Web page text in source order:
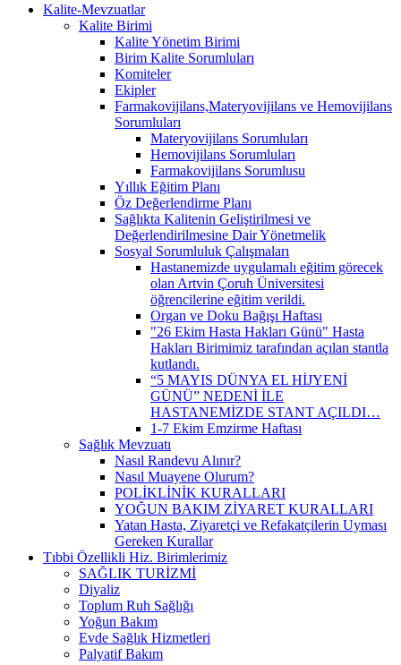
Kalite-Mevzuatlar
Kalite Birimi
Kalite Yönetim Birimi
Birim Kalite Sorumluları
Komiteler
Ekipler
Farmakovijilans,Materyovijilans ve Hemovijilans
Sorumluları
Materyovijilans Sorumluları
Hemovijilans Sorumluları
Farmakovijilans Sorumlusu
Yıllık Eğitim Planı
Öz Değerlendirme Planı
Sağlıkta Kalitenin Geliştirilmesi ve
Değerlendirilmesine Dair Yönetmelik
Sosyal Sorumluluk Çalışmaları
Hastanemizde uygulamalı eğitim görecek
olan Artvin Çoruh Üniversitesi
öğrencilerine eğitim verildi.
Organ ve Doku Bağışı Haftası
"26 Ekim Hasta Hakları Günü" Hasta
Hakları Birimimiz tarafından açılan stantla
kutlandı.
“5 MAYIS DÜNYA EL HİJYENİ
GÜNÜ” NEDENİ İLE
HASTANEMİZDE STANT AÇILDI…
1-7 Ekim Emzirme Haftası
Sağlık Mevzuatı
Nasıl Randevu Alınır?
Nasıl Muayene Olurum?
POLİKLİNİK KURALLARI
YOĞUN BAKIM ZİYARET KURALLARI
Yatan Hasta, Ziyaretçi ve Refakatçilerin Uyması
Gereken Kurallar
Tıbbi Özellikli Hiz. Birimlerimiz
SAĞLIK TURİZMİ
Diyaliz
Toplum Ruh Sağlığı
Yoğun Bakım
Evde Sağlık Hizmetleri
Palyatif Bakım